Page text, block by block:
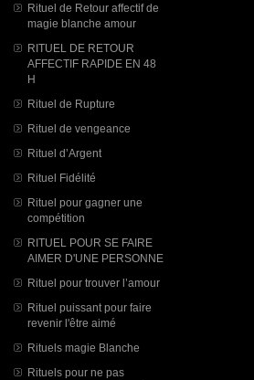
Rituel de Retour affectif de
magie blanche amour
RITUEL DE RETOUR
AFFECTIF RAPIDE EN 48
H
Rituel de Rupture
Rituel de vengeance
Rituel d’Argent
Rituel Fidélité
Rituel pour gagner une
compétition
RITUEL POUR SE FAIRE
AIMER D'UNE PERSONNE
Rituel pour trouver l’amour
Rituel puissant pour faire
revenir l'être aimé
Rituels magie Blanche
Rituels pour ne pas